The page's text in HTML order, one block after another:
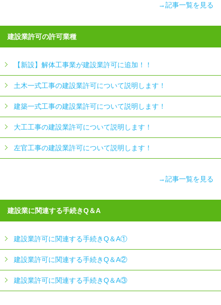
→記事一覧を見る
建設業許可の許可業種
【新設】解体工事業が建設業許可に追加！！
土木一式工事の建設業許可について説明します！
建築一式工事の建設業許可について説明します！
大工工事の建設業許可について説明します！
左官工事の建設業許可について説明します！
→記事一覧を見る
建設業に関連する手続きQ＆A
建設業許可に関連する手続きQ＆A①
建設業許可に関連する手続きQ＆A②
建設業許可に関連する手続きQ＆A③